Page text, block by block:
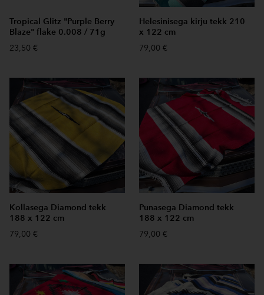
Tropical Glitz "Purple Berry
Blaze" flake 0.008 / 71g
23,50 €
Helesinisega kirju tekk 210
x 122 cm
79,00 €
Kollasega Diamond tekk
188 x 122 cm
79,00 €
Punasega Diamond tekk
188 x 122 cm
79,00 €